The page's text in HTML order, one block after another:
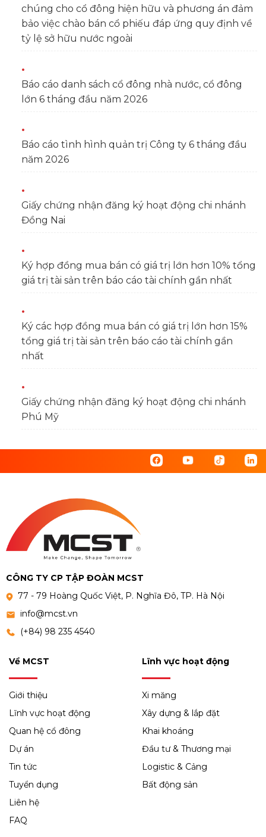
chúng cho cổ đông hiện hữu và phương án đảm
bảo việc chào bán cổ phiếu đáp ứng quy định về
tỷ lệ sở hữu nước ngoài
Báo cáo danh sách cổ đông nhà nước, cổ đông
lớn 6 tháng đầu năm 2026
Báo cáo tình hình quản trị Công ty 6 tháng đầu
năm 2026
Giấy chứng nhận đăng ký hoạt động chi nhánh
Đồng Nai
Ký hợp đồng mua bán có giá trị lớn hơn 10% tổng
giá trị tài sản trên báo cáo tài chính gần nhất
Ký các hợp đồng mua bán có giá trị lớn hơn 15%
tổng giá trị tài sản trên báo cáo tài chính gần
nhất
Giấy chứng nhận đăng ký hoạt động chi nhánh
Phú Mỹ
CÔNG TY CP TẬP ĐOÀN MCST
77 - 79 Hoàng Quốc Việt, P. Nghĩa Đô, TP. Hà Nội
info@mcst.vn
(+84) 98 235 4540
Về MCST
Giới thiệu
Lĩnh vực hoạt động
Quan hệ cổ đông
Dự án
Tin tức
Tuyển dụng
Liên hệ
FAQ
Lĩnh vực hoạt động
Xi măng
Xây dựng & lắp đặt
Khai khoáng
Đầu tư & Thương mại
Logistic & Cảng
Bất động sản